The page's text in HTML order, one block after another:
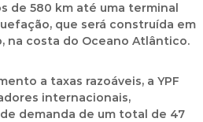
de 580 km até uma terminal
que será construída em
na costa do Oceano Atlântico.
a taxas razoáveis, a YPF
internacionais,
demanda de um total de 47